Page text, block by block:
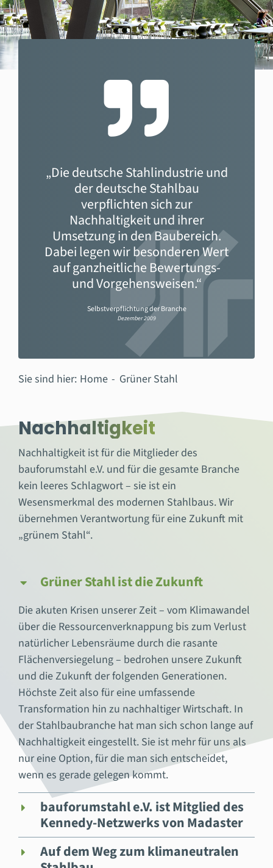
„Die deutsche Stahlindustrie und
der deutsche Stahlbau
verpflichten sich zur
Nachhaltigkeit und ihrer
Umsetzung in den Baubereich.
Dabei legen wir besonderen Wert
auf ganzheitliche Bewertungs-
und Vorgehensweisen.“
Selbstverpflichtung der Branche
Dezember 2009
Sie sind hier: Home Grüner Stahl
Nachhaltigkeit
Nachhaltigkeit ist für die Mitglieder des
bauforumstahl e.V. und für die gesamte Branche
kein leeres Schlagwort – sie ist ein
Wesensmerkmal des modernen Stahlbaus. Wir
übernehmen Verantwortung für eine Zukunft mit
„grünem Stahl“.
Grüner Stahl ist die Zukunft
Die akuten Krisen unserer Zeit – vom Klimawandel
über die Ressourcenverknappung bis zum Verlust
natürlicher Lebensräume durch die rasante
Flächenversiegelung – bedrohen unsere Zukunft
und die Zukunft der folgenden Generationen.
Höchste Zeit also für eine umfassende
Transformation hin zu nachhaltiger Wirtschaft. In
der Stahlbaubranche hat man sich schon lange auf
Nachhaltigkeit eingestellt. Sie ist mehr für uns als
nur eine Option, für die man sich entscheidet,
wenn es gerade gelegen kommt.
bauforumstahl e.V. ist Mitglied des
Kennedy-Netzwerks von Madaster
Auf dem Weg zum klimaneutralen